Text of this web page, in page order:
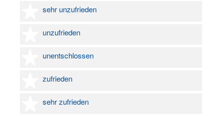
sehr unzufrieden
1 Stern
unzufrieden
2 Sterne
unentschlossen
3 Sterne
zufrieden
4 Sterne
sehr zufrieden
5 Sterne